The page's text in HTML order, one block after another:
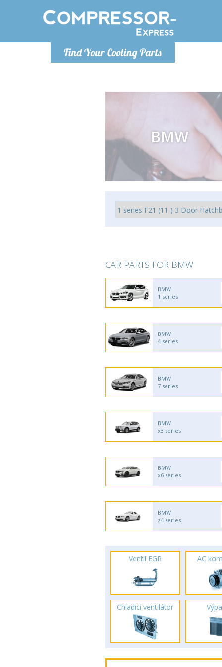
Find Your Cooling Parts
BMW
CAR PARTS FOR BMW
BMW
1 series
BMW
4 series
BMW
7 series
BMW
x3 series
BMW
x6 series
BMW
z4 series
Ventil EGR AC
Chladicí ventilátor